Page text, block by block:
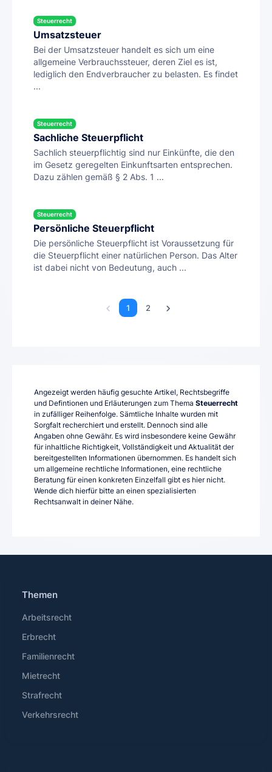
Steuerrecht
Umsatzsteuer
Bei der Umsatzsteuer handelt es sich um eine
allgemeine Verbrauchssteuer, deren Ziel es ist,
lediglich den Endverbraucher zu belasten. Es findet
...
Steuerrecht
Sachliche Steuerpflicht
Sachlich steuerpflichtig sind nur Einkünfte, die den
im Gesetz geregelten Einkunftsarten entsprechen.
Dazu zählen gemäß § 2 Abs. 1 ...
Steuerrecht
Persönliche Steuerpflicht
Die persönliche Steuerpflicht ist Voraussetzung für
die Steuerpflicht einer natürlichen Person. Das Alter
ist dabei nicht von Bedeutung, auch ...
1 2
Angezeigt werden häufig gesuchte Artikel, Rechtsbegriffe
und Defintionen und Erläuterungen zum Thema Steuerrecht
in zufälliger Reihenfolge. Sämtliche Inhalte wurden mit
Sorgfalt recherchiert und erstellt. Dennoch sind alle
Angaben ohne Gewähr. Es wird insbesondere keine Gewähr
für inhaltliche Richtigkeit, Vollständigkeit und Aktualität der
bereitgestellten Informationen übernommen. Es handelt sich
um allgemeine rechtliche Informationen, eine rechtliche
Beratung für einen konkreten Einzelfall gibt es hier nicht.
Wende dich hierfür bitte an einen spezialisierten
Rechtsanwalt in deiner Nähe.
Themen
Arbeitsrecht
Erbrecht
Familienrecht
Mietrecht
Strafrecht
Verkehrsrecht